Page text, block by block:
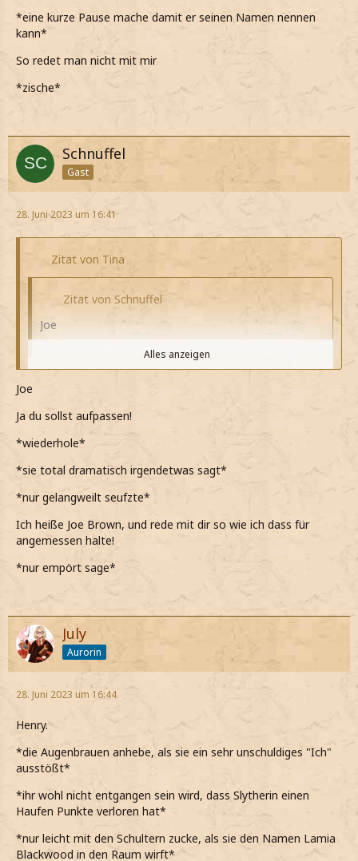
*eine kurze Pause mache damit er seinen Namen nennen
kann*
So redet man nicht mit mir
*zische*
Schnuffel
Gast
28. Juni 2023 um 16:41
Zitat von Tina
Zitat von Schnuffel
Joe
*sie sich mit jeder Menge Parfüm einsprüht*
*sie mich dumm angrinst*
*innerlich mit mir kämpfe*
*dann aber nichts sage*
*ich noch im SS was holen will*
*aufstehe*
*sie mich anrempelt*
*nur zurück gebe*
*sie mir langsam echt auf die Nerven geht*
aufzupassen*
*es nicht hören kann, wenn jemand mich zurecht weist*
*stehenbleibe und dramatisch herumwirble*
gleich vergewissere, dass die ganze Halle mich hört (xD)*
Ich soll aufpassen?
*seine Frage wiederhole und schrill auflache*
*hinterherschiebe*
*dann meinen Ton wieder einige Oktaven herunterfahre*
Hör mir mal gut zu, wie auch immer du heisst
*eine kurze Pause mache damit er seinen Namen nennen
kann*
So redet man nicht mit mir
*zische*
Alles anzeigen
Joe
Ja du sollst aufpassen!
*wiederhole*
*sie total dramatisch irgendetwas sagt*
*nur gelangweilt seufzte*
Ich heiße Joe Brown, und rede mit dir so wie ich dass für
angemessen halte!
*nur empört sage*
July
Aurorin
28. Juni 2023 um 16:44
Henry.
*die Augenbrauen anhebe, als sie ein sehr unschuldiges "Ich"
ausstößt*
*ihr wohl nicht entgangen sein wird, dass Slytherin einen
Haufen Punkte verloren hat*
*nur leicht mit den Schultern zucke, als sie den Namen Lamia
Blackwood in den Raum wirft*